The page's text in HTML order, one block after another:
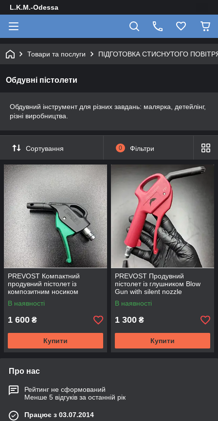
L.K.M.-Odessa
Товари та послуги ПІДГОТОВКА СТИСНУТОГО
Обдувні пістолети
Обдувний інструмент для різних завдань: малярка, детейлінг,
різні виробництва.
Сортування 0 Фільтри
PREVOST Компактний
продувний пістолет із
композитним носиком
В наявності
1 600 ₴
Купити
PREVOST Продувний
пістолет із глушником Blow
Gun with silent nozzle
В наявності
1 300 ₴
Купити
Про нас
Рейтинг не сформований
Менше 5 відгуків за останній рік
Працює з 03.07.2014